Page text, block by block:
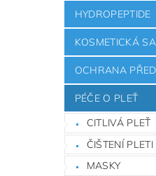
HYDROPEPTIDE
KOSMETICKÁ
OCHRANA
PÉČE O PLEŤ
CITLIVÁ PLEŤ
ČIŠTENÍ PLETI
MASKY